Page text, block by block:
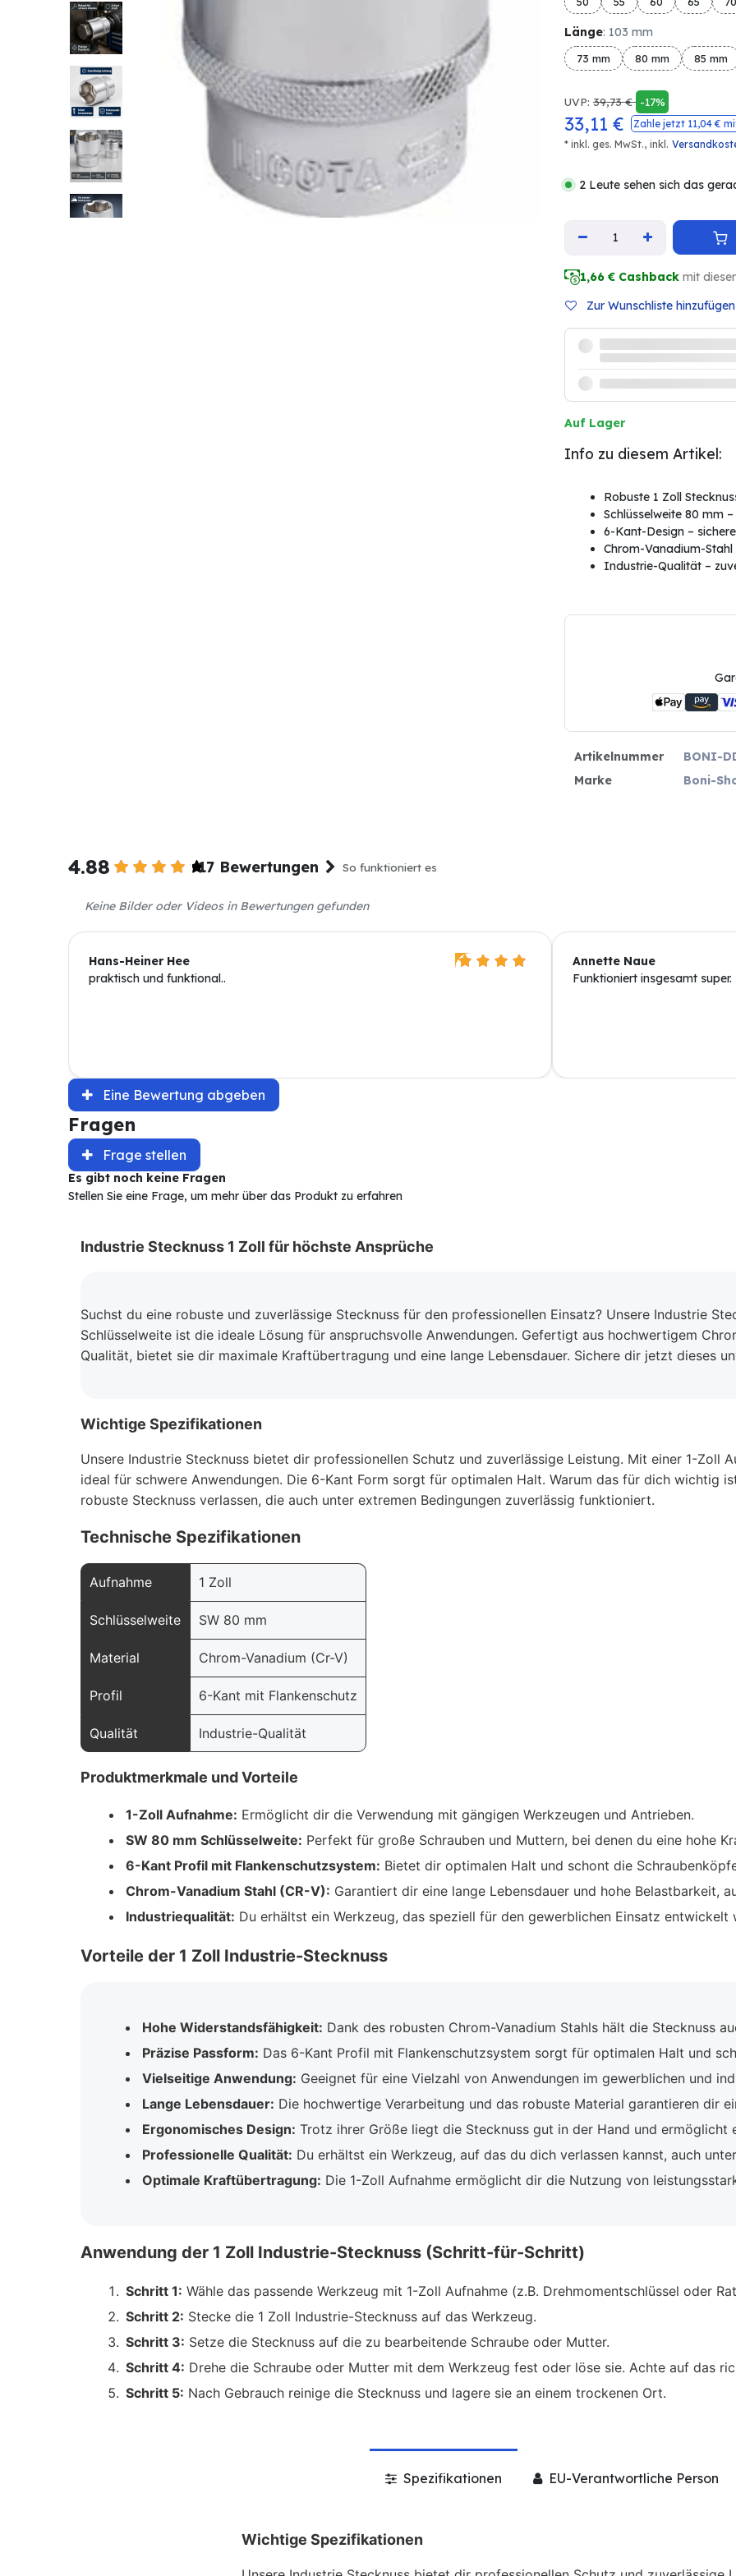
Länge: 103 mm
73 mm 80 mm 85 mm
UVP: 39,73€ -17%
33,11 € Zahle jetzt 11,04€
* inkl. ges. MwSt., inkl.
2 Leute sehen sich das
1,66 € Cashback mit
Zur Wunschliste hinzufügen
Auf Lager
Info zu diesem Artikel:
Robuste 1 Zoll
Schlüsselweite 80 mm
6-Kant-Design –
Chrom-Vanadium-
Industrie-Qualität –
Artikelnummer
BONI-
Marke
Boni-
4.88 17 Bewertungen So funktioniert es
Keine Bilder oder Videos in Bewertungen gefunden
Hans-Heiner Hee
praktisch und funktional..
Annette Naue
Funktioniert insgesamt super.
Eine Bewertung abgeben
Fragen
Frage stellen
Es gibt noch keine Fragen
Stellen Sie eine Frage, um mehr über das Produkt zu erfahren
Industrie Stecknuss 1 Zoll für höchste Ansprüche
Suchst du eine robuste und zuverlässige Stecknuss für den professionellen Einsatz? Unsere Industrie
Schlüsselweite ist die ideale Lösung für anspruchsvolle Anwendungen. Gefertigt aus hochwertigem
Qualität, bietet sie dir maximale Kraftübertragung und eine lange Lebensdauer. Sichere dir jetzt dieses
Wichtige Spezifikationen
Unsere Industrie Stecknuss bietet dir professionellen Schutz und zuverlässige Leistung. Mit einer 1-Zoll
ideal für schwere Anwendungen. Die 6-Kant Form sorgt für optimalen Halt. Warum das für dich wichtig
robuste Stecknuss verlassen, die auch unter extremen Bedingungen zuverlässig funktioniert.
Technische Spezifikationen
Aufnahme 1 Zoll
Schlüsselweite SW 80 mm
Material Chrom-Vanadium (Cr-V)
Profil 6-Kant mit Flankenschutz
Qualität Industrie-Qualität
Produktmerkmale und Vorteile
1-Zoll Aufnahme: Ermöglicht dir die Verwendung mit gängigen Werkzeugen und Antrieben.
SW 80 mm Schlüsselweite: Perfekt für große Schrauben und Muttern, bei denen du eine hohe
6-Kant Profil mit Flankenschutzsystem: Bietet dir optimalen Halt und schont die
Chrom-Vanadium Stahl (CR-V): Garantiert dir eine lange Lebensdauer und hohe Belastbarkeit,
Industriequalität: Du erhältst ein Werkzeug, das speziell für den gewerblichen Einsatz
Vorteile der 1 Zoll Industrie-Stecknuss
Hohe Widerstandsfähigkeit: Dank des robusten Chrom-Vanadium Stahls hält die Stecknuss
Präzise Passform: Das 6-Kant Profil mit Flankenschutzsystem sorgt für optimalen Halt und
Vielseitige Anwendung: Geeignet für eine Vielzahl von Anwendungen im gewerblichen und
Lange Lebensdauer: Die hochwertige Verarbeitung und das robuste Material garantieren dir
Ergonomisches Design: Trotz ihrer Größe liegt die Stecknuss gut in der Hand und ermöglicht
Professionelle Qualität: Du erhältst ein Werkzeug, auf das du dich verlassen kannst, auch
Optimale Kraftübertragung: Die 1-Zoll Aufnahme ermöglicht dir die Nutzung von
Anwendung der 1 Zoll Industrie-Stecknuss (Schritt-für-Schritt)
Schritt 1: Wähle das passende Werkzeug mit 1-Zoll Aufnahme (z.B. Drehmomentschlüssel oder
Schritt 2: Stecke die 1 Zoll Industrie-Stecknuss auf das Werkzeug.
Schritt 3: Setze die Stecknuss auf die zu bearbeitende Schraube oder Mutter.
Schritt 4: Drehe die Schraube oder Mutter mit dem Werkzeug fest oder löse sie. Achte auf das
Schritt 5: Nach Gebrauch reinige die Stecknuss und lagere sie an einem trockenen Ort.
Spezifikationen EU-Verantwortliche Person
Wichtige Spezifikationen